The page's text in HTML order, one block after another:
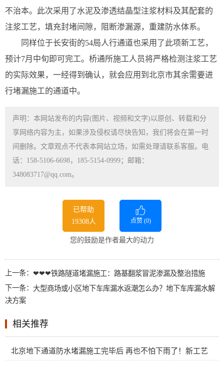
不治本。此次采用了水泥及渗透结晶型注浆材料及其配套的
注浆工艺，填充封堵间隙，阻断渗漏源，重建防水体系。
同样位于长安街的54局人行通道也采用了此项新工艺，
预计7月中旬即可完工。桥通所施工人员将严格检测注浆工艺
的实际效果，一经得到确认，就会应用到北京市其余需要进
行堵漏施工的通道中。
声明：本网站发布的内容(图片、视频和文字)以原创、转载和分
享网络内容为主，如果涉及侵权请尽快告知，我们将会在第一时
间删除。文章观点不代表本网站立场，如需处理请联系客服。电
话：158-5106-6698，185-5154-0999；邮箱：
348083717@qq.com。
已帮助
19308人
点赞 (0)
您的鼓励是作者最大的动力
上一条： ❤❤❤铁路隧道堵漏施工：路基翻浆冒泥渗漏及整治措施
下一条： 大型商场或小区地下车库漏水返潮怎么办？地下车库漏水解
决方案
相关推荐
北京地下通道防水堵漏施工完毕后 再也不怕下雨了！新工艺